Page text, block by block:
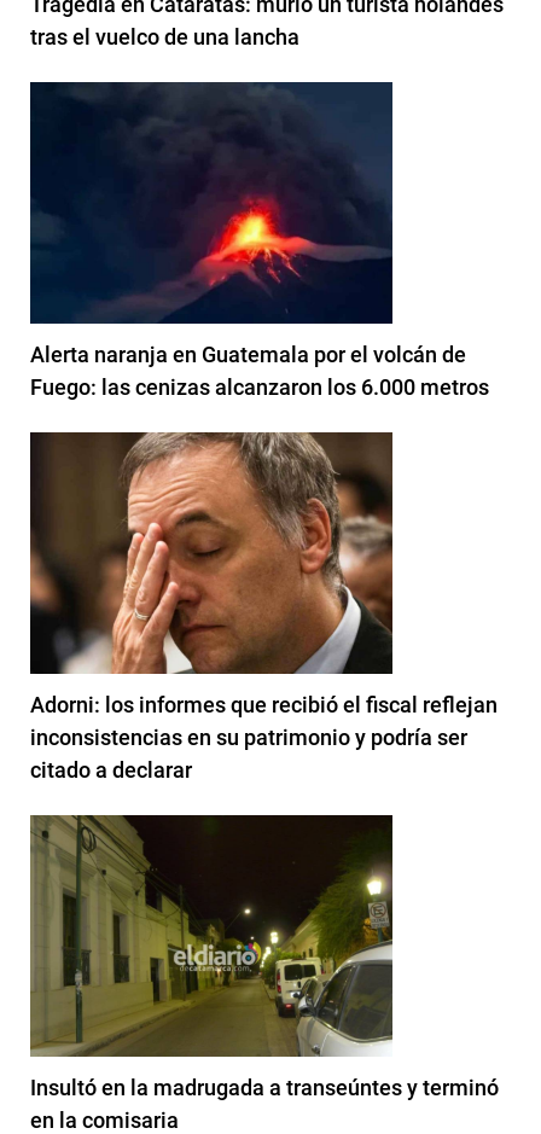
tras el vuelco de una lancha
Alerta naranja en Guatemala por el volcán de
Fuego: las cenizas alcanzaron los 6.000 metros
Adorni: los informes que recibió el fiscal reflejan
inconsistencias en su patrimonio y podría ser
citado a declarar
Insultó en la madrugada a transeúntes y terminó
en la comisaria